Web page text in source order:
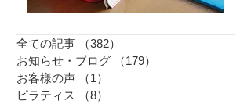
全ての記事 （382）
お知らせ・ブログ
（179）
お客様の声
（1）
ピラティス
（8）